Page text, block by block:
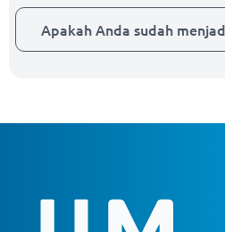
Apakah Anda sudah